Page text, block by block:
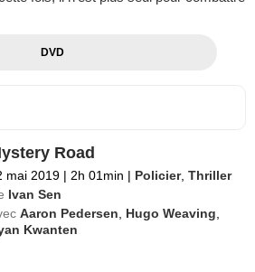
DVD
Road
mai 2019 | 2h 01min | Policier,Thriller
Ivan Sen
Aaron Pedersen, Hugo Weaving,
Kwanten